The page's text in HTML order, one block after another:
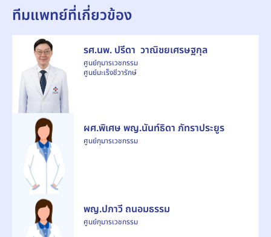
ทีมแพทย์ที่เกี่ยวข้อง
รศ.นพ. ปรีดา วาณิชยเศรษฐกุล
ศูนย์กุมารเวชกรรม
ศูนย์มะเร็งชีวารักษ์
ผศ.พิเศษ พญ.นันท์ธิดา ภัทราประยูร
ศูนย์กุมารเวชกรรม
พญ.ปภาวี ถนอมธรรม
ศูนย์กุมารเวชกรรม